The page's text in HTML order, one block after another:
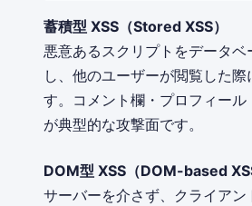
蓄積型 XSS（Stored XSS）
悪意あるスクリプトをデータベ
し、他のユーザーが閲覧した際
す。コメント欄・プロフィール
が典型的な攻撃面です。
DOM型 XSS（DOM-based
サーバーを介さず、クライアン